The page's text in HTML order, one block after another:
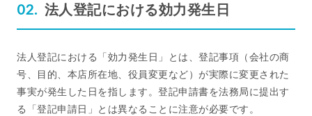
法人登記における効力発生日
法人登記における「効力発生日」とは、登記事項（会社の商
号、目的、本店所在地、役員変更など）が実際に変更された
事実が発生した日を指します。登記申請書を法務局に提出す
る「登記申請日」とは異なることに注意が必要です。